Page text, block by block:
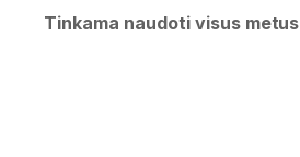
Tinkama naudoti visus metus